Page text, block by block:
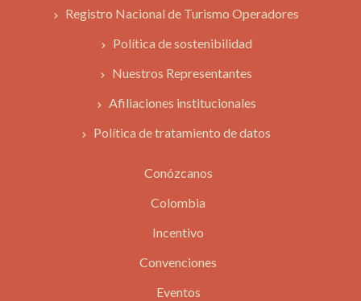
Registro Nacional de Turismo Operadores
Política de sostenibilidad
Nuestros Representantes
Afiliaciones institucionales
Política de tratamiento de datos
Conózcanos
Colombia
Incentivo
Convenciones
Eventos